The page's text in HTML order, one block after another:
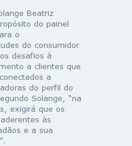
Beatriz
do painel
o
do consumidor
desafios à
a clientes que
a
do perfil do
Solange, “na
exigirá que os
às
e a sua